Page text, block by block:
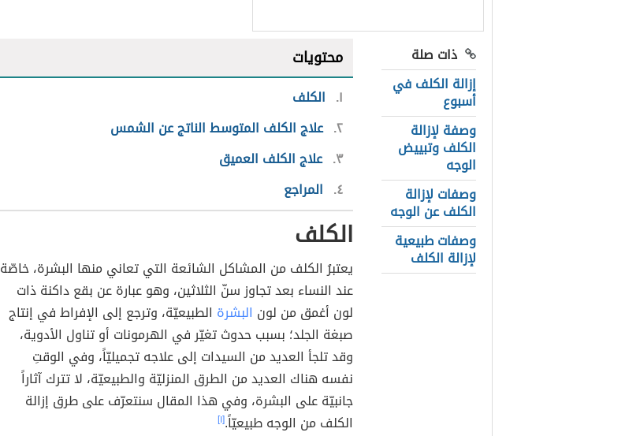
ذات صلة
إزالة الكلف في
أسبوع
وصفة لإزالة
الكلف وتبييض
الوجه
وصفات لإزالة
الكلف عن الوجه
وصفات طبيعية
لإزالة الكلف
محتويات
١ الكلف
٢ علاج الكلف المتوسط الناتج عن الشمس
٣ علاج الكلف العميق
٤ المراجع
الكلف
يعتبرُ الكلف من المشاكل الشائعة التي تعاني منها البشرة، خاصّة
عند النساء بعد تجاوز سنّ الثلاثين، وهو عبارة عن بقع داكنة ذات
لون أغمق من لون البشرة الطبيعيّة، وترجع إلى الإفراط في إنتاج
صبغة الجلد؛ بسبب حدوث تغيّر في الهرمونات أو تناول الأدوية،
وقد تلجأ العديد من السيدات إلى علاجه تجميليّاً، وفي الوقتِ
نفسه هناك العديد من الطرق المنزليّة والطبيعيّة، لا تترك آثاراً
جانبيّة على البشرة، وفي هذا المقال سنتعرّف على طرق إزالة
الكلف من الوجه طبيعيّاً.[١]